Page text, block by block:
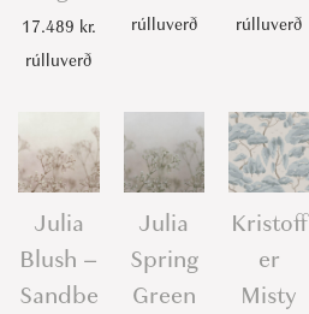
17.489 kr.
rúlluverð
rúlluverð
rúlluverð
Julia
Blush –
Sandbe
Julia
Spring
Green
Kristoff
er
Misty